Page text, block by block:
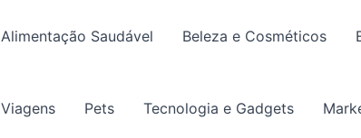
Alimentação Saudável Beleza e Cosméticos
Viagens Pets Tecnologia e Gadgets